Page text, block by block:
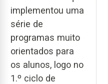
implementou uma
série de
programas muito
orientados para
os alunos, logo no
1.º ciclo de